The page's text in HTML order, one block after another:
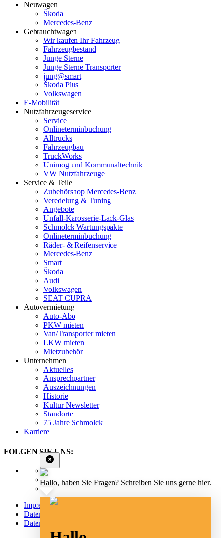
Neuwagen
Škoda
Mercedes-Benz
Gebrauchtwagen
Wir kaufen Ihr Fahrzeug
Fahrzeugbestand
Junge Sterne
Junge Sterne Transporter
jung@smart
Škoda Plus
Volkswagen
E-Mobilität
Nutzfahrzeugeservice
Service
Onlineterminbuchung
Alltrucks
Fahrzeugbau
TruckWorks
Unimog und Kommunaltechnik
VW Nutzfahrzeuge
Service & Teile
Zubehörshop Mercedes-Benz
Veredelung & Tuning
Angebote
Unfall-Karosserie-Lack-Glas
Schmolck Wartungspakte
Onlineterminbuchung
Räder- & Reifenservice
Mercedes-Benz
Smart
Škoda
Audi
Volkswagen
SEAT CUPRA
Autovermietung
Auto-Abo
PKW mieten
Van/Transporter mieten
LKW mieten
Mietzubehör
Unternehmen
Aktuelles
Ansprechpartner
Auszeichnungen
Historie
Kultur Newsletter
Standorte
75 Jahre Schmolck
Karriere
FOLGEN SIE UNS:
Impressum
Datenschutz
Datenschutz Social Media
Hallo, haben Sie Fragen? Schreiben Sie uns gerne hier.